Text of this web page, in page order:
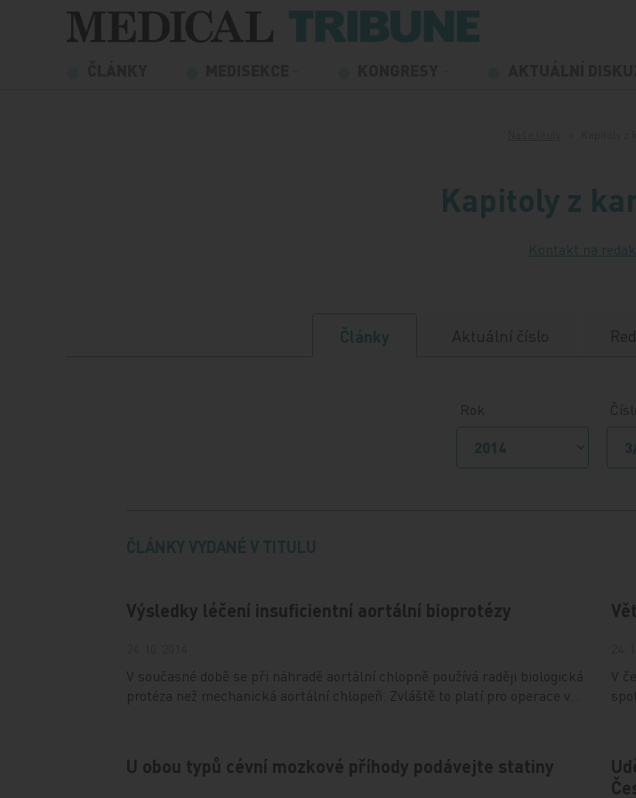
Přeskočit na obsah
Kapitoly z
Kontakt na
Články Aktuální číslo
Rok
ČLÁNKY VYDANÉ V TITULU
Výsledky léčení insuficientní aortální bioprotézy
V současné době se při náhradě aortální chlopně používá raději biologická
protéza než mechanická aortální chlopeň. Zvláště to platí pro operace v…
V
U obou typů cévní mozkové příhody podávejte statiny